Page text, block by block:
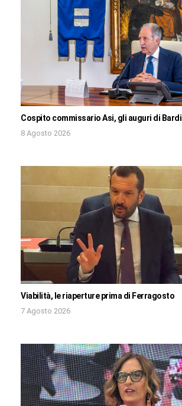
Cospito commissario Asi, gli auguri di Bardi
8 Agosto 2026
Viabilità, le riaperture prima di Ferragosto
7 Agosto 2026